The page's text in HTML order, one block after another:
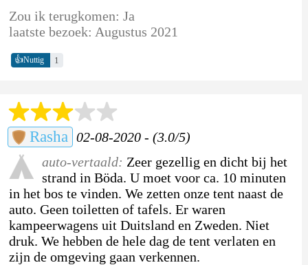
Zou ik terugkomen: Ja
laatste bezoek: Augustus 2021
👍Nuttig 1
Rasha 02-08-2020 - (3.0/5)
auto-vertaald: Zeer gezellig en dicht bij het
strand in Böda. U moet voor ca. 10 minuten
in het bos te vinden. We zetten onze tent naast de
auto. Geen toiletten of tafels. Er waren
kampeerwagens uit Duitsland en Zweden. Niet
druk. We hebben de hele dag de tent verlaten en
zijn de omgeving gaan verkennen.